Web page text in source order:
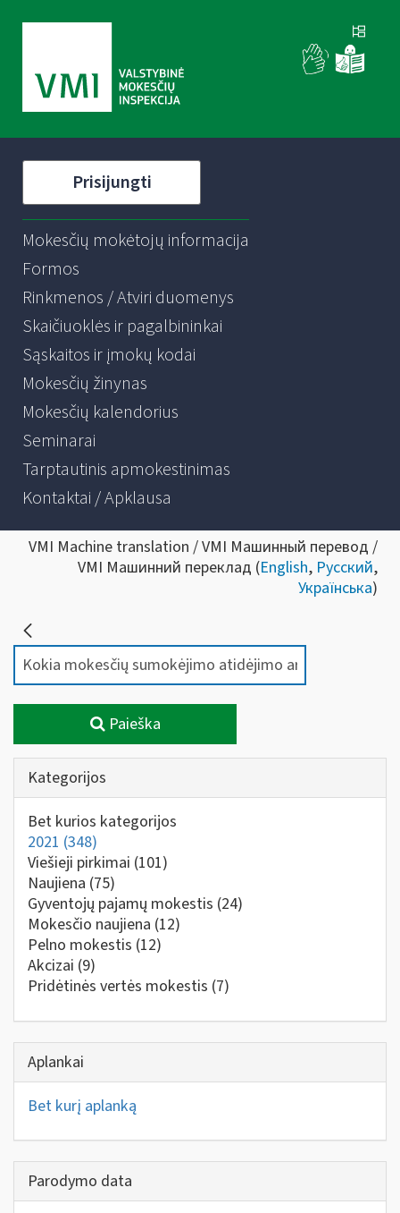
Prisijungti
Mokesčių mokėtojų informacija
Formos
Rinkmenos / Atviri duomenys
Skaičiuoklės ir pagalbininkai
Sąskaitos ir įmokų kodai
Mokesčių žinynas
Mokesčių kalendorius
Seminarai
Tarptautinis apmokestinimas
Kontaktai / Apklausa
VMI Machine translation / VMI Машинный перевод /
VMI Машинний переклад (English, Русский,
Українська)
Paieška
Kategorijos
Bet kurios kategorijos
2021 (348)
Viešieji pirkimai (101)
Naujiena (75)
Gyventojų pajamų mokestis (24)
Mokesčio naujiena (12)
Pelno mokestis (12)
Akcizai (9)
Pridėtinės vertės mokestis (7)
Aplankai
Bet kurį aplanką
Parodymo data